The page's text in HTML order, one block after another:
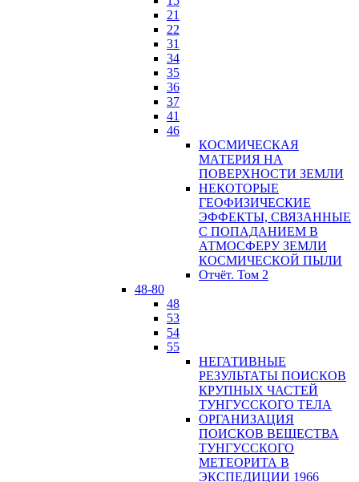
21
22
31
34
35
36
37
41
46
КОСМИЧЕСКАЯ
МАТЕРИЯ НА
ПОВЕРХНОСТИ ЗЕМЛИ
НЕКОТОРЫЕ
ГЕОФИЗИЧЕСКИЕ
ЭФФЕКТЫ, СВЯЗАННЫЕ
С ПОПАДАНИЕМ В
АТМОСФЕРУ ЗЕМЛИ
КОСМИЧЕСКОЙ ПЫЛИ
Отчёт. Том 2
48-80
48
53
54
55
НЕГАТИВНЫЕ
РЕЗУЛЬТАТЫ ПОИСКОВ
КРУПНЫХ ЧАСТЕЙ
ТУНГУССКОГО ТЕЛА
ОРГАНИЗАЦИЯ
ПОИСКОВ ВЕЩЕСТВА
ТУНГУССКОГО
МЕТЕОРИТА В
ЭКСПЕДИЦИИ 1966